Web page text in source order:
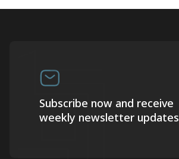
Subscribe now and receive
weekly newsletter updates